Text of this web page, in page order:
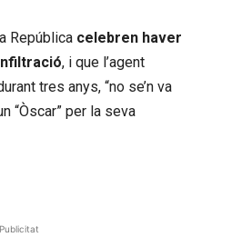
República celebren haver
, i que l’agent
tres anys, “no se’n va
“Òscar” per la seva
Publicitat